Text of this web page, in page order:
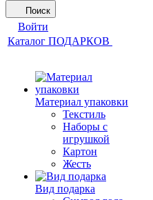
Поиск
Войти
Каталог ПОДАРКОВ
Материал упаковки
Текстиль
Наборы с
игрушкой
Картон
Жесть
Вид подарка